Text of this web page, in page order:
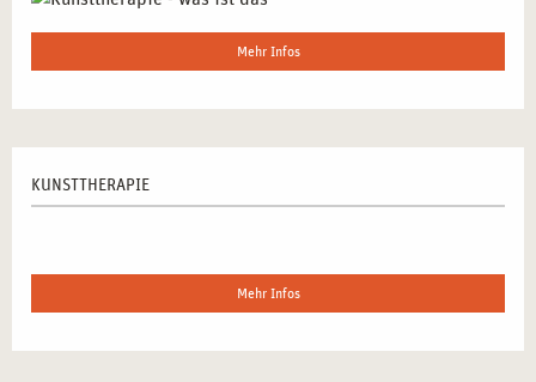
Mehr Infos
KUNSTTHERAPIE
Mehr Infos